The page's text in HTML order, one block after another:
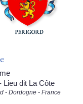
Lieu dit La Côte
- Dordogne - France